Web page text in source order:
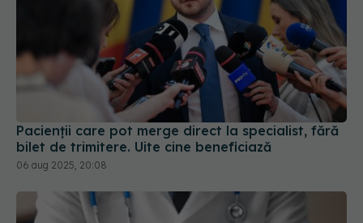
Pacienții care pot merge direct la specialist, fără
bilet de trimitere. Uite cine beneficiază
06 aug 2025, 20:08